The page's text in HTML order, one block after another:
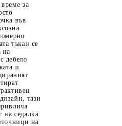
за
във
тъкан се
на
дебело
и
тази
седалка.
на